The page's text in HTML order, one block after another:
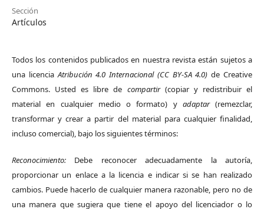
Sección
Artículos
Todos los contenidos publicados en nuestra revista están sujetos a
una licenciaAtribución 4.0 Internacional (CC BY-SA 4.0) de Creative
Commons. Usted es libre de compartir(copiar y redistribuir el
material en cualquier medio o formato) y adaptar(remezclar,
transformar y crear a partir del material para cualquier finalidad,
incluso comercial), bajo los siguientes términos:
Reconocimiento: Debe reconocer adecuadamente la autoría,
proporcionar un enlace a la licencia e indicar si se han realizado
cambios. Puede hacerlo de cualquier manera razonable, pero no de
una manera que sugiera que tiene el apoyo del licenciador o lo